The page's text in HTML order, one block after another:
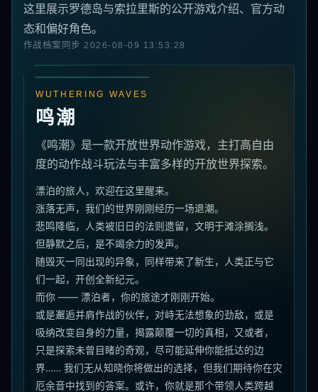
这里展示罗德岛与索拉里斯的公开游戏介绍、官方动
态和偏好角色。
作战档案同步 2026-08-09 13:53:28
WUTHERING WAVES
鸣潮
《鸣潮》是一款开放世界动作游戏，主打高自由
度的动作战斗玩法与丰富多样的开放世界探索。
漂泊的旅人，欢迎在这里醒来。
涨落无声，我们的世界刚刚经历一场退潮。
悲鸣降临，人类被旧日的法则遗留，文明于滩涂搁浅。
但静默之后，是不竭余力的发声。
随毁灭一同出现的异象，同样带来了新生，人类正与它
们一起，开创全新纪元。
而你 —— 漂泊者，你的旅途才刚刚开始。
或是邂逅并肩作战的伙伴，对峙无法想象的劲敌，或是
吸纳改变自身的力量，揭露颠覆一切的真相，又或者，
只是探索未曾目睹的奇观，尽可能延伸你能抵达的边
界…… 我们无从知晓你将做出的选择，但我们期待你在灾
厄余音中找到的答案。或许，你就是那个带领人类跨越